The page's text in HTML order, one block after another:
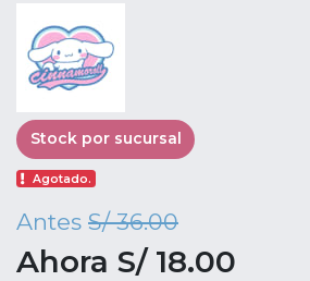
Stock por sucursal
Agotado.
Antes S/ 36.00
Ahora S/ 18.00